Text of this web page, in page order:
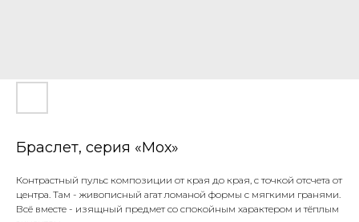
Браслет, серия «Мох»
Контрастный пульс композиции от края до края, с точкой отсчета от
центра. Там - живописный агат ломаной формы с мягкими гранями.
Всё вместе - изящный предмет со спокойным характером и тёплым